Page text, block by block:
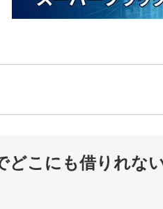
どこにも借りれな